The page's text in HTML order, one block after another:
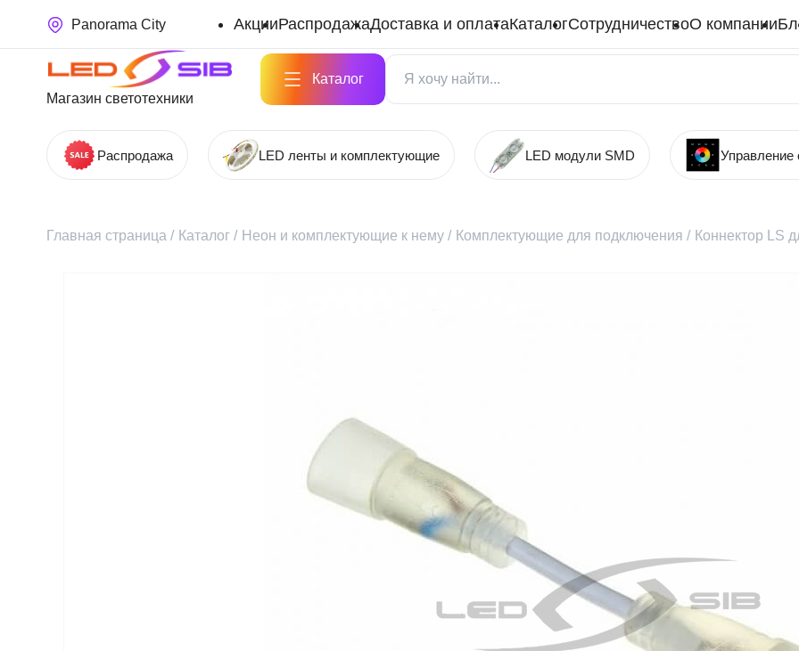
Panorama City АкцииРаспродажаДоставка и оплатаКаталогСотрудничествоО компании
Магазин светотехники
Каталог
Распродажа LED ленты и комплектующие LED модули SMD
Главная страница / Каталог / Неон и комплектующие к нему / Комплектующие для подключения / Коннектор LS